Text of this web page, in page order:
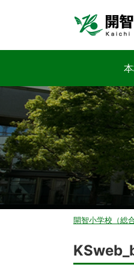
開智小学校（総合